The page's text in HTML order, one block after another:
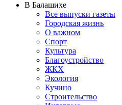
В Балашихе
Все выпуски газеты
Городская жизнь
О важном
Спорт
Культура
Благоустройство
ЖКХ
Экология
Кучино
Строительство